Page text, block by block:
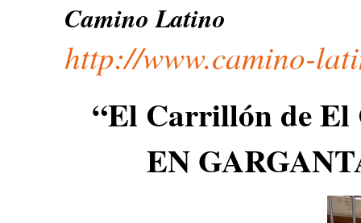
Camino Latino
http://www.camino-
“El Carrillón de El
EN